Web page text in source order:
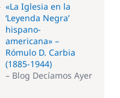
«La Iglesia en la
‘Leyenda Negra’
hispano-
americana» –
Rómulo D. Carbia
(1885-1944)
– Blog Decíamos Ayer